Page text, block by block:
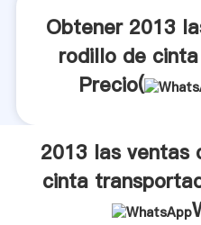
clientes.
Obtener 2013
rodillo de
Precio(
2013 las ventas
cinta